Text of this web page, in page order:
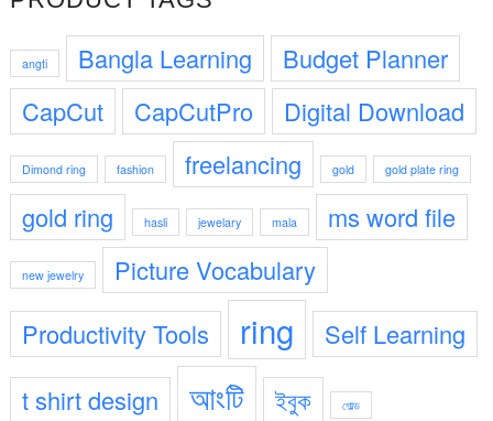
angti Bangla Learning
Budget Planner
CapCut
CapCutPro Digital Download
Dimond ring fashion freelancing gold gold plate ring
gold ring hasli jewelary mala ms word file
new jewelry
Picture Vocabulary
Productivity Tools
ring
Self Learning
t shirt design
আংটি ইবুক গোল্ড